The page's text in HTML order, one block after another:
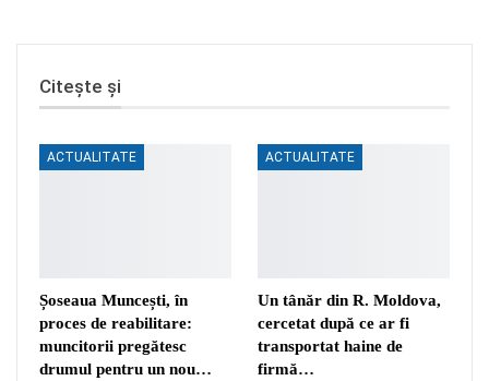
Citește și
ACTUALITATE
Șoseaua Muncești, în
proces de reabilitare:
muncitorii pregătesc
drumul pentru un nou…
ACTUALITATE
Un tânăr din R. Moldova,
cercetat după ce ar fi
transportat haine de
firmă…